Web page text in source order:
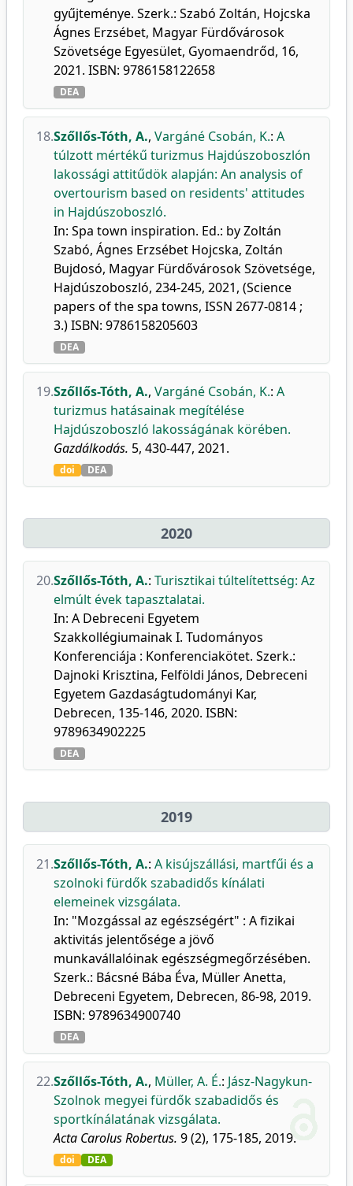
gyűjteménye. Szerk.: Szabó Zoltán, Hojcska
Ágnes Erzsébet, Magyar Fürdővárosok
Szövetsége Egyesület, Gyomaendrőd, 16,
2021. ISBN: 9786158122658
DEA
18.Szőllős-Tóth, A., Vargáné Csobán, K.: A
túlzott mértékű turizmus Hajdúszoboszlón
lakossági attitűdök alapján: An analysis of
overtourism based on residents' attitudes
in Hajdúszoboszló.
In: Spa town inspiration. Ed.: by Zoltán
Szabó, Ágnes Erzsébet Hojcska, Zoltán
Bujdosó, Magyar Fürdővárosok Szövetsége,
Hajdúszoboszló, 234-245, 2021, (Science
papers of the spa towns, ISSN 2677-0814 ;
3.) ISBN: 9786158205603
DEA
19.Szőllős-Tóth, A., Vargáné Csobán, K.: A
turizmus hatásainak megítélése
Hajdúszoboszló lakosságának körében.
Gazdálkodás. 5, 430-447, 2021.
doi DEA
2020
20.Szőllős-Tóth, A.: Turisztikai túltelítettség: Az
elmúlt évek tapasztalatai.
In: A Debreceni Egyetem
Szakkollégiumainak I. Tudományos
Konferenciája : Konferenciakötet. Szerk.:
Dajnoki Krisztina, Felföldi János, Debreceni
Egyetem Gazdaságtudományi Kar,
Debrecen, 135-146, 2020. ISBN:
9789634902225
DEA
2019
21.Szőllős-Tóth, A.: A kisújszállási, martfűi és a
szolnoki fürdők szabadidős kínálati
elemeinek vizsgálata.
In: "Mozgással az egészségért" : A fizikai
aktivitás jelentősége a jövő
munkavállalóinak egészségmegőrzésében.
Szerk.: Bácsné Bába Éva, Müller Anetta,
Debreceni Egyetem, Debrecen, 86-98, 2019.
ISBN: 9789634900740
DEA
22.Szőllős-Tóth, A., Müller, A. É.: Jász-Nagykun-
Szolnok megyei fürdők szabadidős és
sportkínálatának vizsgálata.
Acta Carolus Robertus. 9 (2), 175-185, 2019.
doi DEA